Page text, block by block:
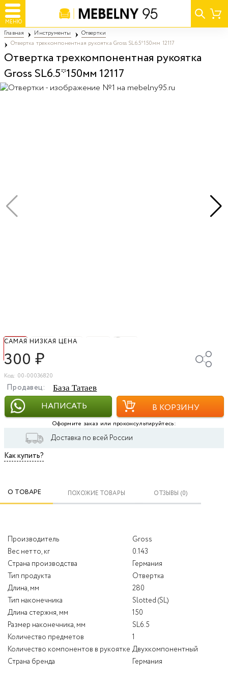
МЕНЮ
Главная Инструменты
Отвертки
Отвертка трехкомпонентная рукоятка Gross SL6.5*150мм 12117
Отвертка трехкомпонентная рукоятка
Gross SL6.5*150мм 12117
САМАЯ НИЗКАЯ ЦЕНА
300 ₽
Код: 00-00036820
Продавец: База Татаев
НАПИСАТЬ В КОРЗИНУ
Оформите заказ или проконсультируйтесь:
Доставка по всей России
Как купить?
О ТОВАРЕ ПОХОЖИЕ ТОВАРЫ ОТЗЫВЫ (0)
Производитель
Gross
Вес нетто, кг
0.143
Страна производства
Германия
Тип продукта
Отвертка
Длина, мм
280
Тип наконечника
Slotted (SL)
Длина стержня, мм
150
Размер наконечника, мм
SL6.5
Количество предметов
1
Количество компонентов в рукоятке Двухкомпонентный
Страна бренда
Германия